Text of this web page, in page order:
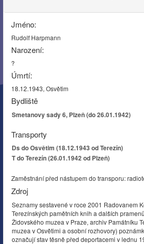
Jméno:
Rudolf Harpmann
Narození:
?
Úmrtí:
18.12.1943, Osvětim
Bydliště
Smetanovy sady 6, Plzeň (do 26.01.1942)
Transporty
Ds do Osvětim (18.12.1943 od Terezín)
T do Terezín (26.01.1942 od Plzeň)
Zaměstnání před nástupem do transporu:
Zdroj
Seznamy sestavené v roce 2001 Radovanem
Terezínských pamětních knih a dalších
Židovského muzea v Praze, archiv Památníku
muzea v Osvětimi a osobní rozhovory)
označují stav těsně před deportacemi v lednu